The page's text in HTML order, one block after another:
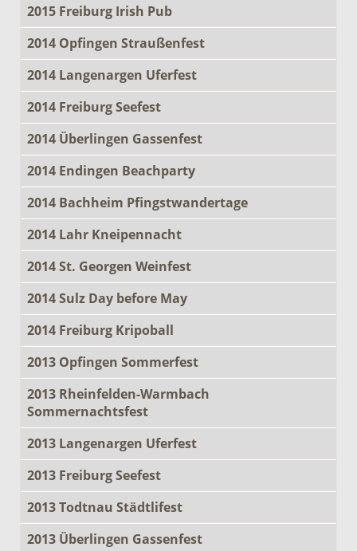
2015 Freiburg Irish Pub
2014 Opfingen Straußenfest
2014 Langenargen Uferfest
2014 Freiburg Seefest
2014 Überlingen Gassenfest
2014 Endingen Beachparty
2014 Bachheim Pfingstwandertage
2014 Lahr Kneipennacht
2014 St. Georgen Weinfest
2014 Sulz Day before May
2014 Freiburg Kripoball
2013 Opfingen Sommerfest
2013 Rheinfelden-Warmbach
Sommernachtsfest
2013 Langenargen Uferfest
2013 Freiburg Seefest
2013 Todtnau Städtlifest
2013 Überlingen Gassenfest